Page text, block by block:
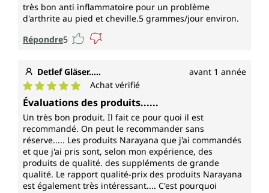
très bon anti inflammatoire pour un problème
d'arthrite au pied et cheville.5 grammes/jour environ.
Répondre5
Detlef Gläser..... avant 1 année
Note moyenne de 5 sur 5 étoiles
Achat vérifié
Évaluations des produits......
Un très bon produit. Il fait ce pour quoi il est
recommandé. On peut le recommander sans
réserve..... Les produits Narayana que j'ai commandés
et que j'ai pris sont, selon mon expérience, des
produits de qualité. des suppléments de grande
qualité. Le rapport qualité-prix des produits Narayana
est également très intéressant.... C'est pourquoi